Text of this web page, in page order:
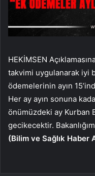
HEKİMSEN
takvimi uygulanarak iyi
ödemelerinin ayın
Her ay ayın sonuna
önümüzdeki ay Kurban
gecikecektir.
(Bilim ve Sağlık Haber